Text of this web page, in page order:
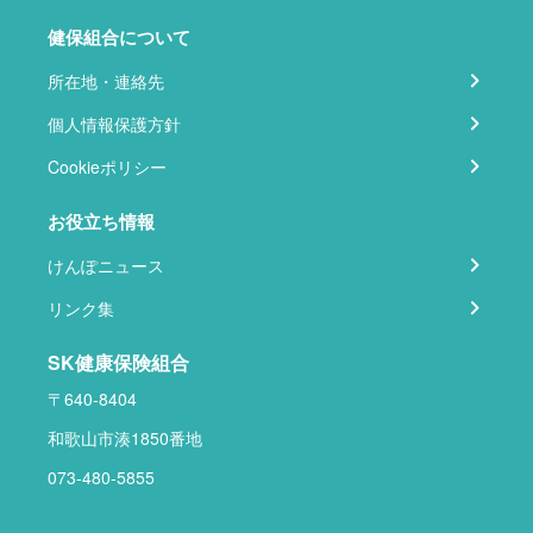
健保組合について
所在地・連絡先
個人情報保護方針
Cookieポリシー
お役立ち情報
けんぽニュース
リンク集
SK健康保険組合
〒640-8404
和歌山市湊1850番地
073-480-5855